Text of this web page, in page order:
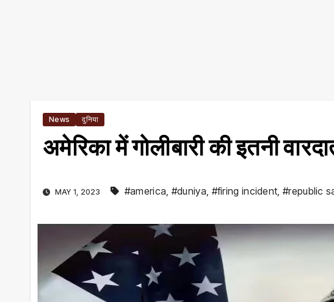
News दुनिया
अमेरिका में गोलीबारी की इतनी
MAY 1, 2023 #america, #duniya, #firing incident, #republic